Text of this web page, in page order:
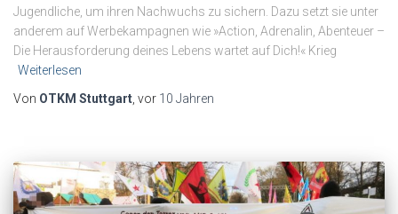
Jugendliche, um ihren Nachwuchs zu sichern. Dazu setzt sie unter
anderem auf Werbekampagnen wie »Action, Adrenalin, Abenteuer –
Die Herausforderung deines Lebens wartet auf Dich!« Krieg
Weiterlesen
Von OTKM Stuttgart , vor 10 Jahren